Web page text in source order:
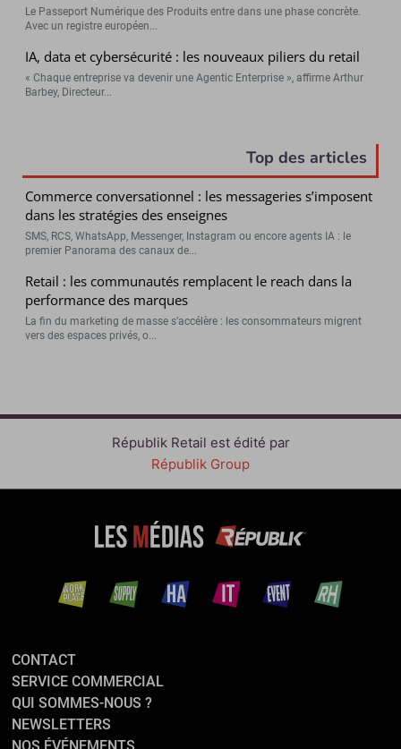
Le Passeport Numérique des Produits entre dans une phase concrète.
Avec un registre européen...
IA, data et cybersécurité : les nouveaux piliers du retail
« Chaque entreprise va devenir une Agentic Enterprise », affirme Arthur
Barbey, Directeur...
Top des articles
Commerce conversationnel : les messageries s’imposent
dans les stratégies des enseignes
SMS, RCS, WhatsApp, Messenger, Instagram ou encore agents IA : le
premier Panorama des canaux de...
Retail : les communautés remplacent le reach dans la
performance des marques
La fin du marketing de masse s’accélère : les consommateurs migrent
vers des espaces privés, o...
Républik Retail est édité par
Républik Group
CONTACT
SERVICE COMMERCIAL
QUI SOMMES-NOUS ?
NEWSLETTERS
NOS ÉVÉNEMENTS